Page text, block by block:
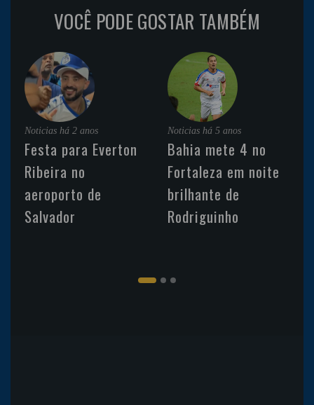
VOCÊ PODE GOSTAR TAMBÉM
Noticias há 2 anos
Festa para Everton
Ribeira no
aeroporto de
Salvador
Noticias há 5 anos
Bahia mete 4 no
Fortaleza em noite
brilhante de
Rodriguinho